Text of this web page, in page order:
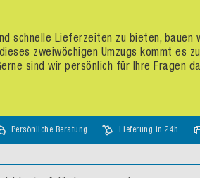
schnelle Lieferzeiten zu bieten,
zweiwöchigen Umzugs kommt es
sind wir persönlich für Ihre Fragen
Persönliche Beratung Lieferung in 24h